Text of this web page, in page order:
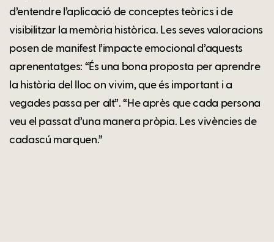
d’entendre l’aplicació de conceptes teòrics i de
visibilitzar la memòria històrica. Les seves valoracions
posen de manifest l’impacte emocional d’aquests
aprenentatges: “És una bona proposta per aprendre
la història del lloc on vivim, que és important i a
vegades passa per alt”. “He après que cada persona
veu el passat d’una manera pròpia. Les vivències de
cadascú marquen.”